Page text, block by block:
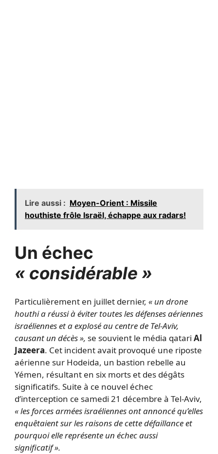
Lire aussi : Moyen-Orient : Missile
houthiste frôle Israël, échappe aux radars!
Un échec
« considérable »
Particulièrement en juillet dernier, « un drone
houthi a réussi à éviter toutes les défenses aériennes
israéliennes et a explosé au centre de Tel-Aviv,
causant un décès », se souvient le média qatari Al
Jazeera. Cet incident avait provoqué une riposte
aérienne sur Hodeida, un bastion rebelle au
Yémen, résultant en six morts et des dégâts
significatifs. Suite à ce nouvel échec
d’interception ce samedi 21 décembre à Tel-Aviv,
« les forces armées israéliennes ont annoncé qu’elles
enquêtaient sur les raisons de cette défaillance et
pourquoi elle représente un échec aussi
significatif ».